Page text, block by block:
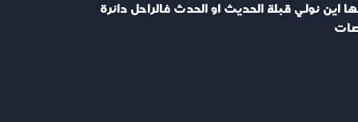
اين نولي قبلة الحديث او الحدث فالراحل دائرة